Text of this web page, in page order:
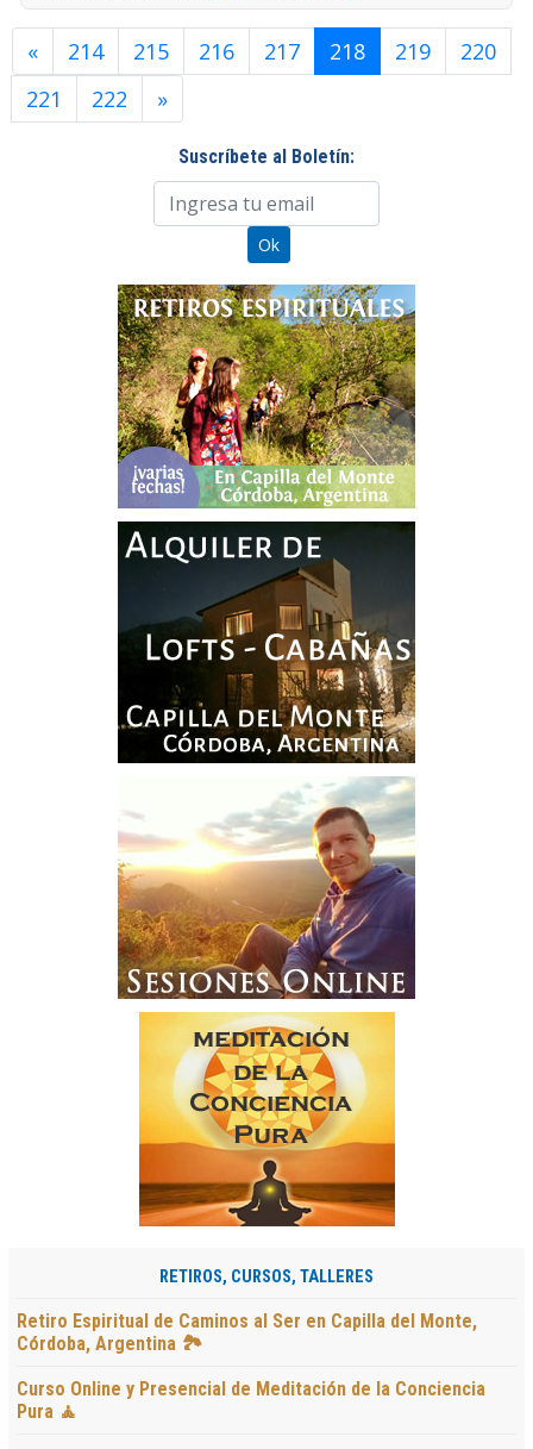
« 214 215 216 217 218 219
220
221
222 »
Suscríbete al Boletín:
RETIROS, CURSOS, TALLERES
Retiro Espiritual de Caminos al Ser en Capilla del Monte,
Córdoba, Argentina 🏞️
Curso Online y Presencial de Meditación de la Conciencia
Pura 🧘